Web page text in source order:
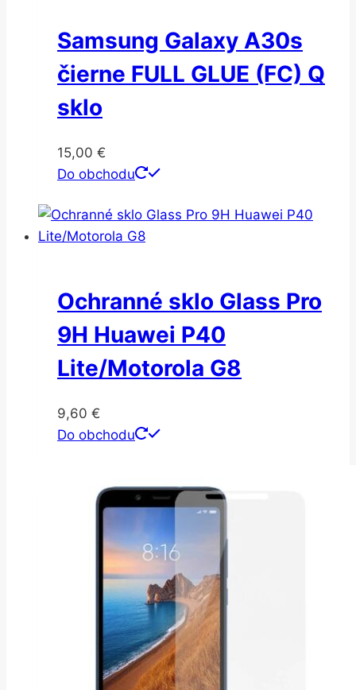
Samsung Galaxy A30s
čierne FULL GLUE (FC) Q
sklo
15,00 €
Do obchodu
Ochranné sklo Glass Pro
9H Huawei P40
Lite/Motorola G8
9,60 €
Do obchodu